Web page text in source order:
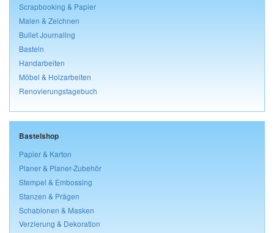
Scrapbooking & Papier
Malen & Zeichnen
Bullet Journaling
Basteln
Handarbeiten
Möbel & Holzarbeiten
Renovierungstagebuch
Bastelshop
Papier & Karton
Planer & Planer-Zubehör
Stempel & Embossing
Stanzen & Prägen
Schablonen & Masken
Verzierung & Dekoration